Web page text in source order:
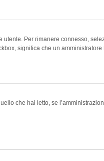
Per rimanere connesso,
significa che un
che hai letto, se